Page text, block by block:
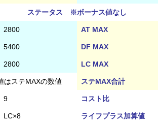
ステータス ※ボーナス値なし
2800 AT MAX
5400 DF MAX
2800 LC MAX
はステMAXの数値 ステMAX合計
9 コスト比
LC×8 ライフプラス加算値